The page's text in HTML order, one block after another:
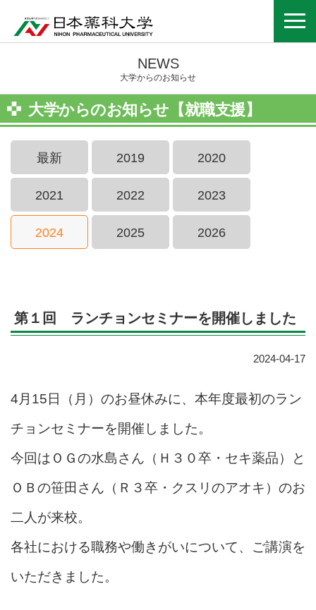
NEWS
大学からのお知らせ
大学からのお知らせ【就職支援】
最新 2019 2020
2021 2022 2023
2024 2025 2026
第１回 ランチョンセミナーを開催しました
2024-04-17
4月15日（月）のお昼休みに、本年度最初のラン
チョンセミナーを開催しました。
今回はＯＧの水島さん（Ｈ３０卒・セキ薬品）と
ＯＢの笹田さん（Ｒ３卒・クスリのアオキ）のお
二人が来校。
各社における職務や働きがいについて、ご講演を
いただきました。